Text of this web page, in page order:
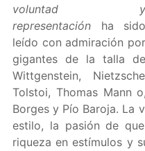
voluntad y
representaciónha sido
leído con admiración por
gigantes de la talla de
Wittgenstein,
Tolstoi, Thomas Mann
Borges y Pío Baroja. La
estilo, la pasión de
riqueza en estímulos y